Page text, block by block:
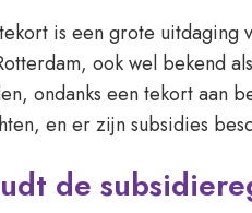
is een grote uitdaging
ook wel bekend
ondanks een tekort aan
en er zijn subsidies
de